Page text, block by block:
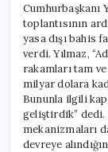
Cumhurbaşkanı
toplantısının
yasa dışı bahis
verdi. Yılmaz,
rakamları tam
milyar dolara
Bununla ilgili
geliştirdik” dedi.
mekanizmaları
devreye